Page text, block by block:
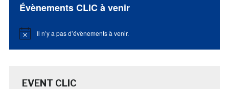
Évènements CLIC à venir
Notice Il n’y a pas d’évènements à venir.
EVENT CLIC